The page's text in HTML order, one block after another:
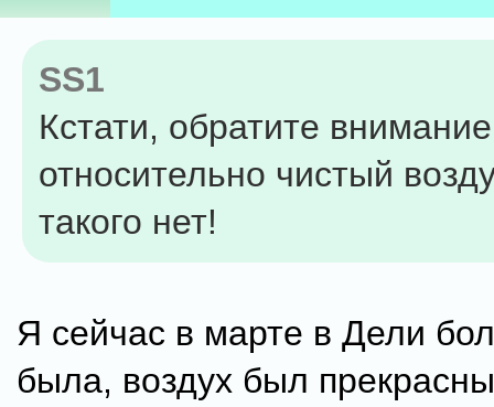
SS1
Кстати, обратите
относительно чистый
такого нет!
Я сейчас в марте в Дели
была, воздух был